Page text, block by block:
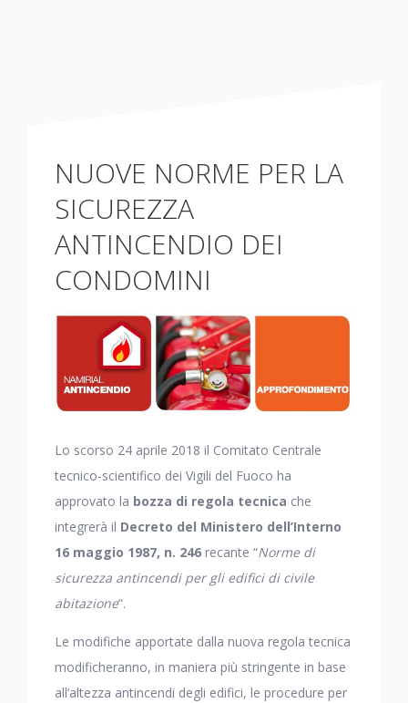
NUOVE NORME PER LA
SICUREZZA
ANTINCENDIO DEI
CONDOMINI
Lo scorso 24 aprile 2018 il Comitato Centrale
tecnico-scientifico dei Vigili del Fuoco ha
approvato la bozza di regola tecnica che
integrerà il Decreto del Ministero dell’Interno
16 maggio 1987, n. 246 recante “Norme di
sicurezza antincendi per gli edifici di civile
abitazione“.
Le modifiche apportate dalla nuova regola tecnica
modificheranno, in maniera più stringente in base
all’altezza antincendi degli edifici, le procedure per